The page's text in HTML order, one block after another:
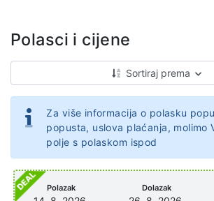
Polasci i cijene
Sortiraj prema
Za više informacija o polasku
popusta, uslova plaćanja, molimo
polje s polaskom ispod
Polazak Dolazak